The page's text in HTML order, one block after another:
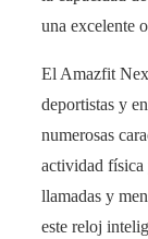
una excelente
El Amazfit
deportistas y
numerosas
actividad física
llamadas y
este reloj